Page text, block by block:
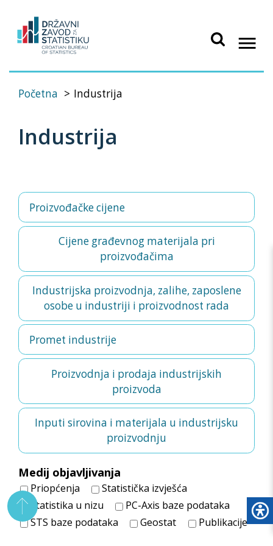
Početna Industrija
Industrija
Proizvođačke cijene
Cijene građevnog materijala pri
proizvođačima
Industrijska proizvodnja, zalihe, zaposlene
osobe u industriji i proizvodnost rada
Promet industrije
Proizvodnja i prodaja industrijskih
proizvoda
Inputi sirovina i materijala u industrijsku
proizvodnju
Medij objavljivanja
Priopćenja
Statistička izvješća
Statistika u nizu
PC-Axis baze podataka
STS baze podataka
Geostat Publikacije